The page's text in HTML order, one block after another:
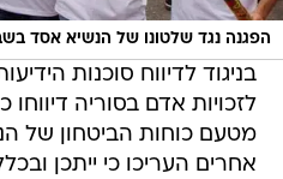
הפגנה נגד שלטונו של הנשיא אסד
בניגוד לדיווח סוכנות
לזכויות אדם בסוריה דיווחו
מטעם כוחות הביטחון של
אחרים העריכו כי ייתכן